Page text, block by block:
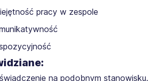
pracy w zespole
na podobnym stanowisku.